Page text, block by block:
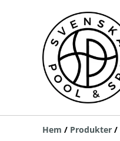
Hem / Produkter /